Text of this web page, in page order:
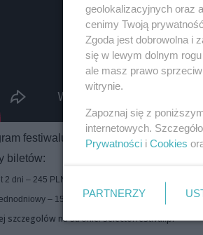
festiwalu uzupełniają występy
biletów:
2 dni – 245 PLN
– 155 PLN
szczegolów na stronie: selectorfestival.pl
geolokalizacyjnych oraz
cenimy Twoją
Zgoda jest dobrowolna i
się w lewym dolnym
ale masz prawo
witrynie.
Zapoznaj się z
internetowych.
Prywatności i Cookies
PARTNERZY